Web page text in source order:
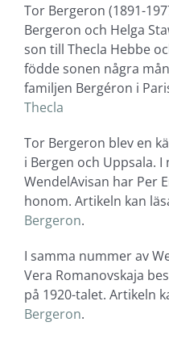
Tor Bergeron (1891-
Bergeron och Helga
son till Thecla Hebbe
födde sonen några
familjen Bergéron i
Thecla
Tor Bergeron blev en
i Bergen och Uppsala.
WendelAvisan har Per
honom. Artikeln kan
Bergeron.
I samma nummer av
Vera Romanovskaja
på 1920-talet. Artikeln
Bergeron.